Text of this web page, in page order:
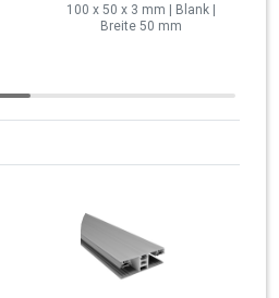
100 x 50 x 3 mm | Blank |
Breite 50 mm